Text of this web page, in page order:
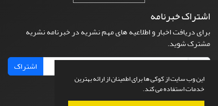
این وب سایت از کوکی ها برای اطمینان از ارائه بهترین
خدمات استفاده می کند.
اشتراک خبرنامه
برای دریافت اخبار و اطلاعیه های مهم نشریه در خبرنامه نشریه
مشترک شوید.
اشتراک